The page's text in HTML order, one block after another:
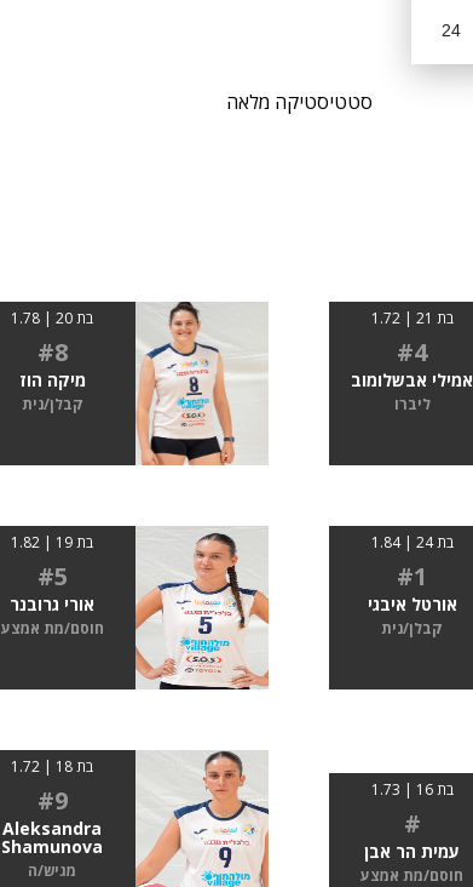
24
סטטיסטיקה מלאה
בת 21 | 1.72
#4
אמילי אבשלומוב
ליברו
בת 20 | 1.78
#8
מיקה הוז
קבלן/נית
בת 24 | 1.84
#1
אורטל איבגי
קבלן/נית
בת 19 | 1.82
#5
אורי גרובנר
חוסם/מת אמצע
בת 16 | 1.73
#
עמית הר אבן
חוסם/מת אמצע
בת 18 | 1.72
#9
Aleksandra
Shamunova
מגיש/ה